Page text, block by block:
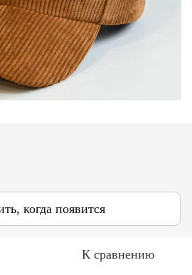
когда появится
К сравнению